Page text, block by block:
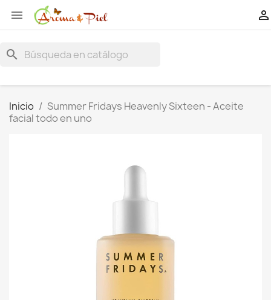
 
search
Inicio
Summer Fridays Heavenly Sixteen - Aceite
facial todo en uno